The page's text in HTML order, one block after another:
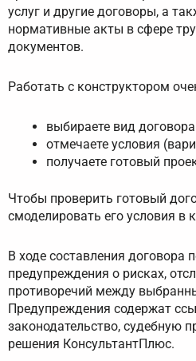
услуг и другие договоры, а
нормативные акты в сфере
документов.
Работать с конструктором
выбираете вид
отмечаете условия
получаете готовый
Чтобы проверить готовый
смоделировать его условия в
В ходе составления договора
предупреждения о рисках,
противоречий между
Предупреждения содержат
законодательство, судебную
решения КонсультантПлюс.